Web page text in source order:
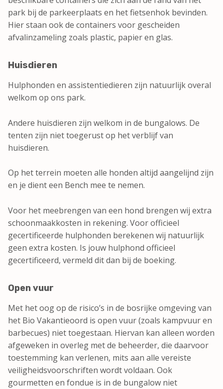
park bij de parkeerplaats en het fietsenhok bevinden.
Hier staan ook de containers voor gescheiden
afvalinzameling zoals plastic, papier en glas.
Huisdieren
Hulphonden en assistentiedieren zijn natuurlijk overal
welkom op ons park.
Andere huisdieren zijn welkom in de bungalows. De
tenten zijn niet toegerust op het verblijf van
huisdieren.
Op het terrein moeten alle honden altijd aangelijnd zijn
en je dient een Bench mee te nemen.
Voor het meebrengen van een hond brengen wij extra
schoonmaakkosten in rekening. Voor officieel
gecertificeerde hulphonden berekenen wij natuurlijk
geen extra kosten. Is jouw hulphond officieel
gecertificeerd, vermeld dit dan bij de boeking.
Open vuur
Met het oog op de risico’s in de bosrijke omgeving van
het Bio Vakantieoord is open vuur (zoals kampvuur en
barbecues) niet toegestaan. Hiervan kan alleen worden
afgeweken in overleg met de beheerder, die daarvoor
toestemming kan verlenen, mits aan alle vereiste
veiligheidsvoorschriften wordt voldaan. Ook
gourmetten en fondue is in de bungalow niet